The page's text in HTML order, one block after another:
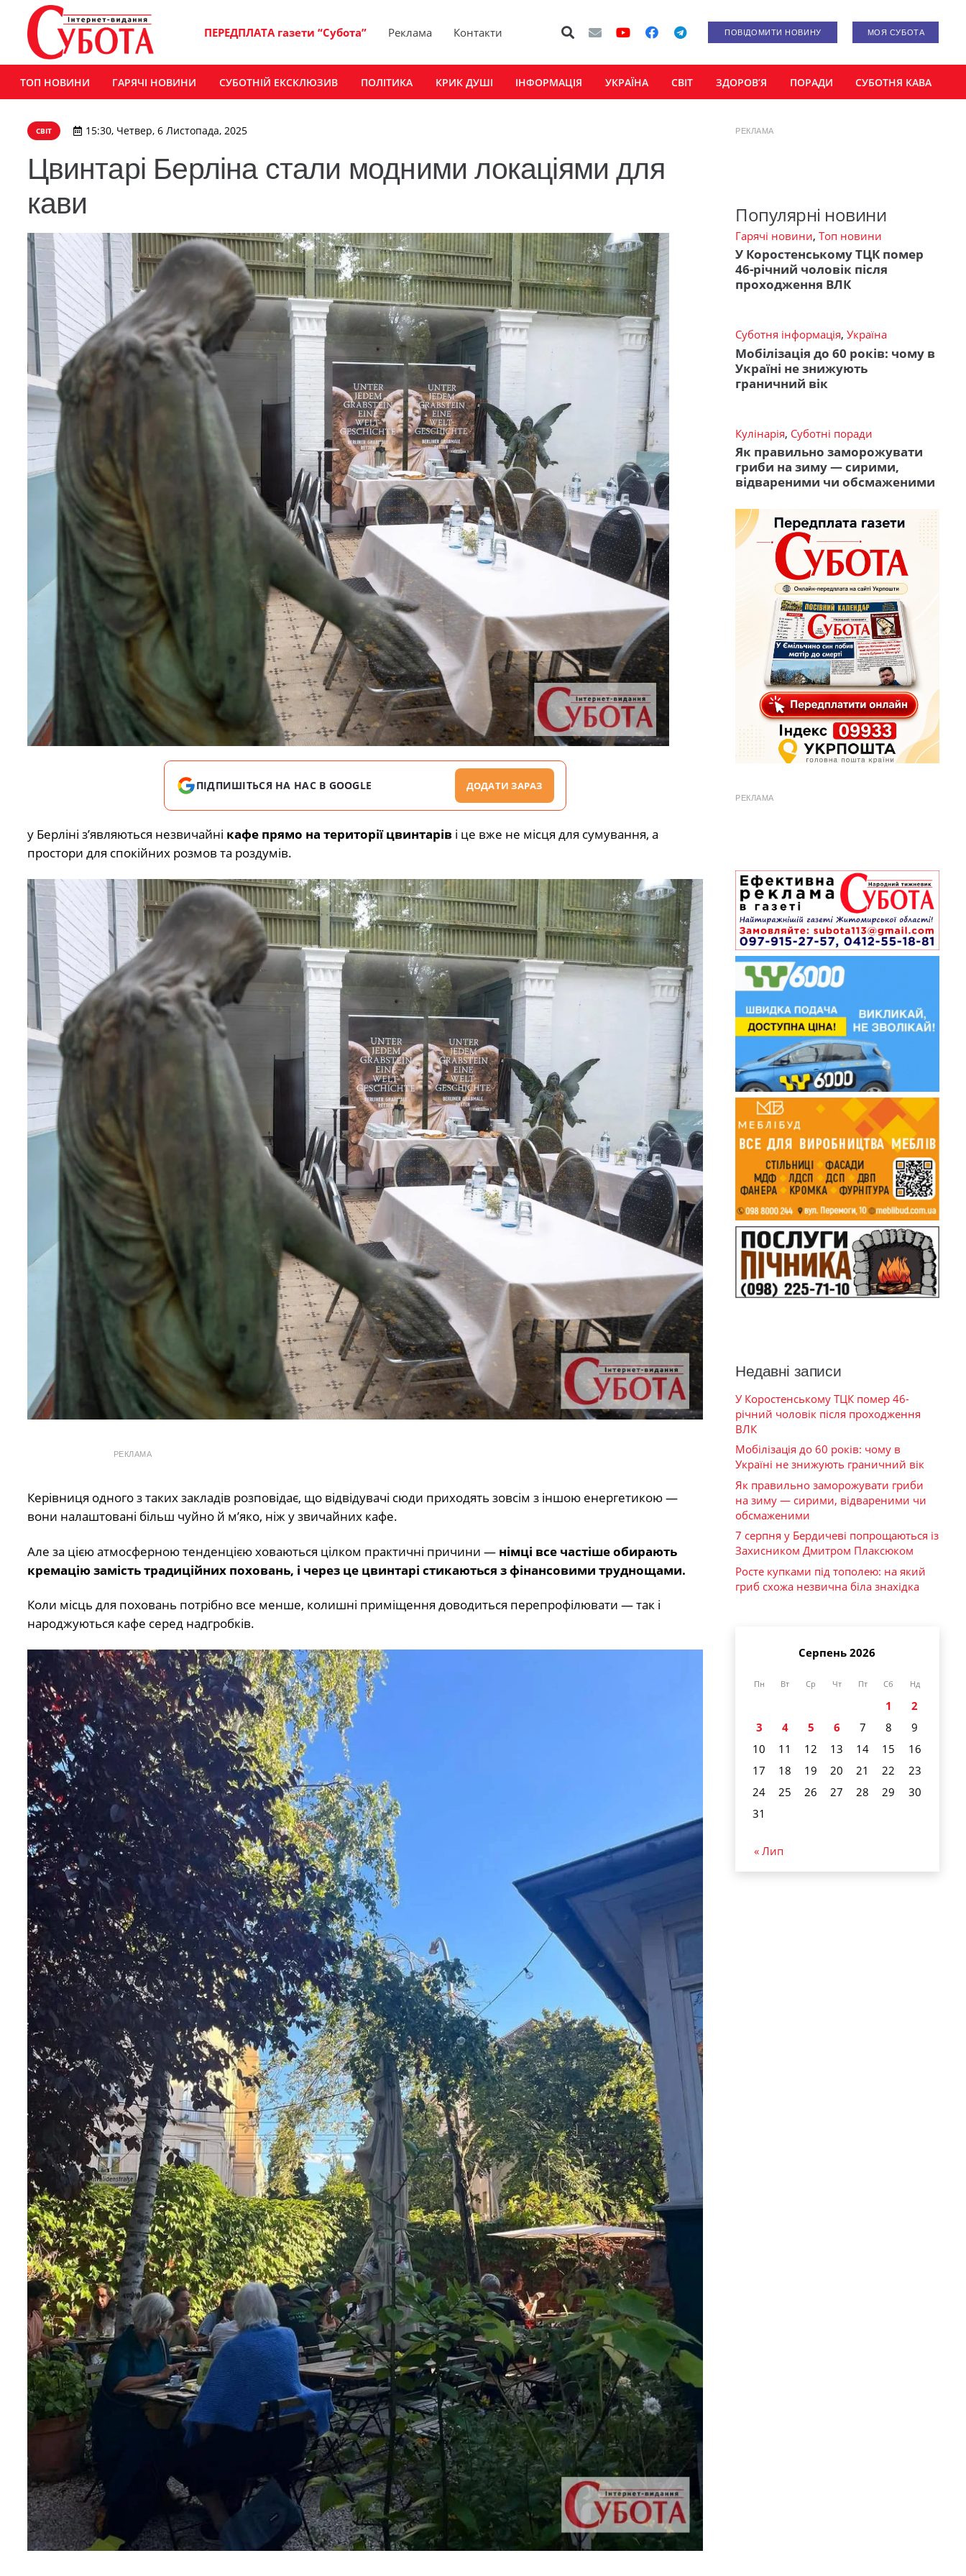
ПЕРЕДПЛАТА газети “Субота” Реклама Контакти ПОВІДОМИТИ НОВИНУ МОЯ СУБОТА
ТОП НОВИНИ ГАРЯЧІ НОВИНИ СУБОТНІЙ ЕКСКЛЮЗИВ ПОЛІТИКА КРИК ДУШІ ІНФОРМАЦІЯ УКРАЇНА СВІТ ЗДОРОВ’Я ПОРАДИ СУБОТНЯ КАВА
СВІТ 15:30, Четвер, 6 Листопада, 2025
Цвинтарі Берліна стали модними локаціями для
кави
ПІДПИШІТЬСЯ НА НАС В GOOGLE ДОДАТИ ЗАРАЗ
у Берліні з’являються незвичайні кафе прямо на території цвинтаріві це вже не місця для сумування, а
простори для спокійних розмов та роздумів.
РЕКЛАМА
Керівниця одного з таких закладів розповідає, що відвідувачі сюди приходять зовсім з іншою енергетикою —
вони налаштовані більш чуйно й м’яко, ніж у звичайних кафе.
Але за цією атмосферною тенденцією ховаються цілком практичні причини — німці все частіше обирають
кремацію замість традиційних поховань, і через це цвинтарі стикаються з фінансовими труднощами.
Коли місць для поховань потрібно все менше, колишні приміщення доводиться перепрофілювати — так і
народжуються кафе серед надгробків.
РЕКЛАМА
Популярні новини
Гарячі новини, Топ новини
У Коростенському ТЦК помер
46-річний чоловік після
проходження ВЛК
Суботня інформація, Україна
Мобілізація до 60 років: чому в
Україні не знижують
граничний вік
Кулінарія, Суботні поради
Як правильно заморожувати
гриби на зиму — сирими,
відвареними чи обсмаженими
РЕКЛАМА
Недавні записи
У Коростенському ТЦК помер 46-
річний чоловік після проходження
ВЛК
Мобілізація до 60 років: чому в
Україні не знижують граничний вік
Як правильно заморожувати гриби
на зиму — сирими, відвареними чи
обсмаженими
7 серпня у Бердичеві попрощаються із
Захисником Дмитром Плаксюком
Росте купками під тополею: на який
гриб схожа незвична біла знахідка
Серпень 2026
Пн Вт Ср Чт Пт Сб Нд
1
2
3
4 5 6 7 8
9
10
11 12 13 14 15
16
17
18 19 20 21 22
23
24
25 26 27 28 29
30
31
« Лип